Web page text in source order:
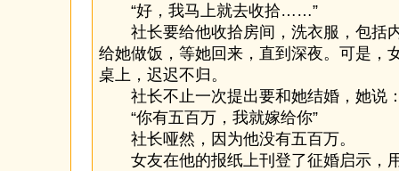
“好，我马上就去收拾……”
社长要给他收拾房间，洗衣服，包括
给她做饭，等她回来，直到深夜。可是，
桌上，迟迟不归。
社长不止一次提出要和她结婚，她说
“你有五百万，我就嫁给你”
社长哑然，因为他没有五百万。
女友在他的报纸上刊登了征婚启示，